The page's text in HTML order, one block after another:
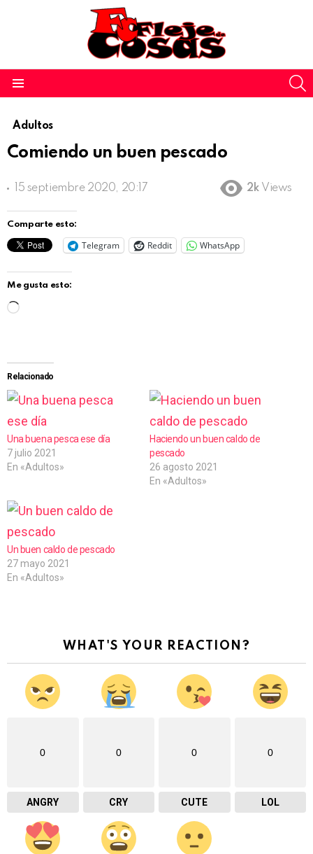
Adultos
Comiendo un buen pescado
15 septiembre 2020, 20:17 2k Views
Comparte esto:
Telegram Reddit WhatsApp
Me gusta esto:
g
a
d
o
.
Relacionado
Una buena pesca ese día
7 julio 2021
En «Adultos»
Haciendo un buen caldo de
pescado
26 agosto 2021
En «Adultos»
Un buen caldo de pescado
27 mayo 2021
En «Adultos»
WHAT'S YOUR REACTION?
0
ANGRY
0
CRY
0
CUTE
0
LOL